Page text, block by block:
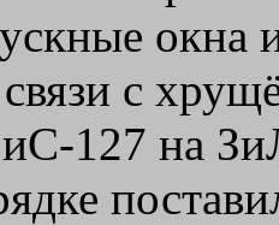
окна
с
127 на